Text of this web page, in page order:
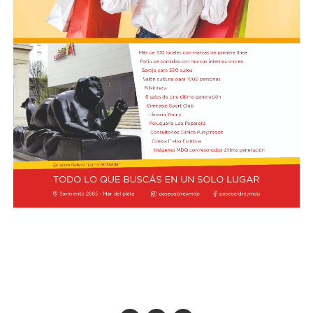
Cómo funciona el Power Ranking de la Fórmula 1
Esta clasificación funciona a través de un panel de cinco
expertos que luego de cada Gran Premio de la F1 asigna
una calificación individual a cada piloto según su
actuación a lo largo de todo el fin de semana, por lo que
incluye también la clasificación previa y, en caso de
tener, las carreras sprint.